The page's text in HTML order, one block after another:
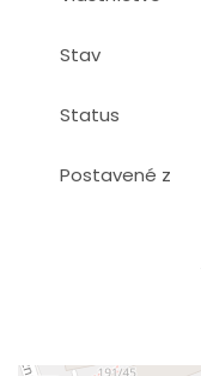
Stav
Status
Postavené z